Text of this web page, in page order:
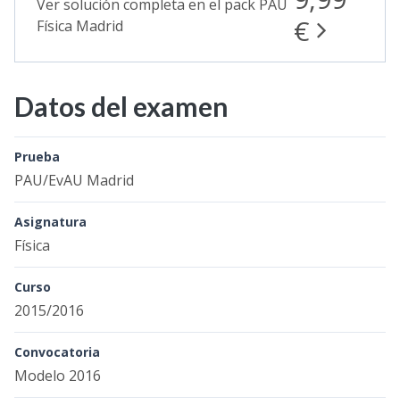
Ver solución completa en el pack PAU
Física Madrid
€
Datos del examen
Prueba
PAU/EvAU Madrid
Asignatura
Física
Curso
2015/2016
Convocatoria
Modelo 2016